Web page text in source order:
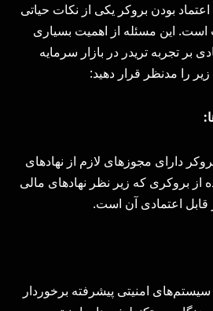
بودن بروکر یکی از نکات حیاتی
است. این مسئله از اهمیت بسیاری
بر تجربه تریدر در بازار سرمایه
زیر را مدنظر قرار دهید:
دارای مجوزهای لازم از نهادهای
از بروکری که زیر نظر نهادهای مالی
قابل اعتمادی آن است.
امنیتی پیشرفته برخوردار